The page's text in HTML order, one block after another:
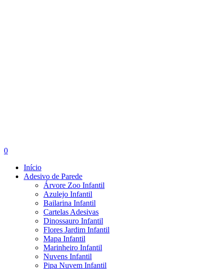
search
account
0
Início
Adesivo de Parede
Árvore Zoo Infantil
Azulejo Infantil
Bailarina Infantil
Cartelas Adesivas
Dinossauro Infantil
Flores Jardim Infantil
Mapa Infantil
Marinheiro Infantil
Nuvens Infantil
Pipa Nuvem Infantil